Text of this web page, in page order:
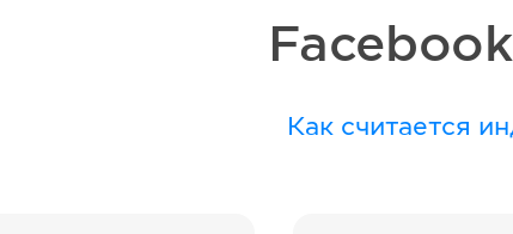
Как считается